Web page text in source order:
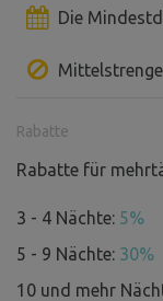
Samstag bis
unbegrenztem
Die
Rabatte
Rabatte für
3 - 4 Nächte: 5%
5 - 9 Nächte: 30%
10 und mehr